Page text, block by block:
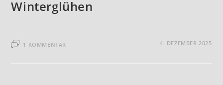
Winterglühen
1 KOMMENTAR 4. DEZEMBER 2025